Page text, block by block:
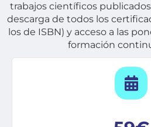
trabajos científicos
descarga de todos los
los de ISBN) y acceso a las
formación